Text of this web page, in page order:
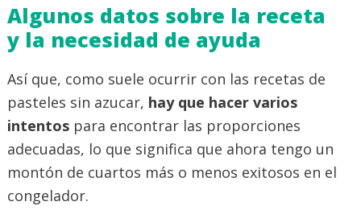
Algunos datos sobre la receta
y la necesidad de ayuda
Así que, como suele ocurrir con las recetas de
pasteles sin azucar, hay que hacer varios
intentos para encontrar las proporciones
adecuadas, lo que significa que ahora tengo un
montón de cuartos más o menos exitosos en el
congelador.